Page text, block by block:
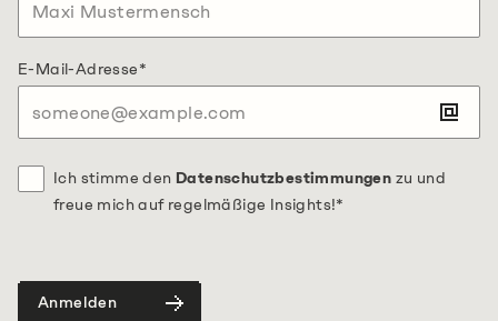
E-Mail-Adresse*
Ich stimme den Datenschutzbestimmungen zu und
freue mich auf regelmäßige Insights!*
Anmelden
Cookie Einstellungen